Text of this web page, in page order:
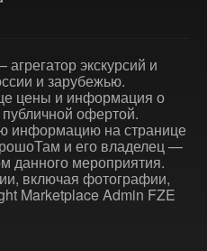
экскурсий и
и зарубежью.
цены и информация о
офертой.
информацию на странице
и его владелец —
данного мероприятия.
включая фотографии,
Marketplace Admin FZE